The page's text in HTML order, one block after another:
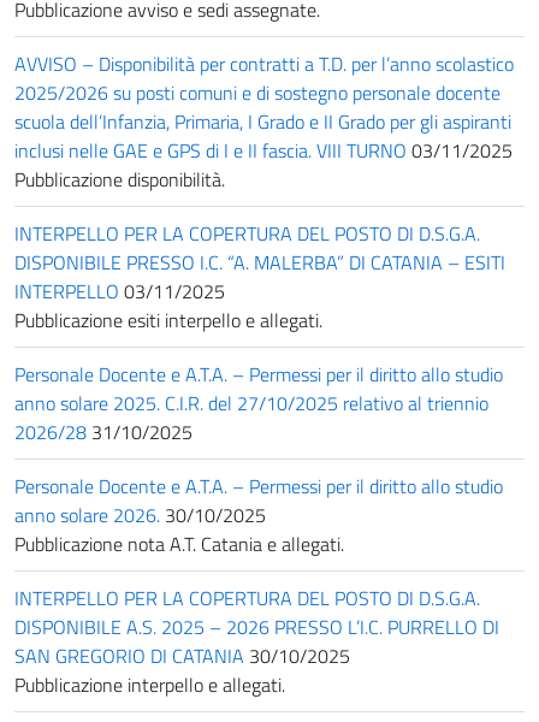
Pubblicazione avviso e sedi assegnate.
AVVISO – Disponibilità per contratti a T.D. per l’anno scolastico
2025/2026 su posti comuni e di sostegno personale docente
scuola dell’Infanzia, Primaria, I Grado e II Grado per gli aspiranti
inclusi nelle GAE e GPS di I e II fascia. VIII TURNO 03/11/2025
Pubblicazione disponibilità.
INTERPELLO PER LA COPERTURA DEL POSTO DI D.S.G.A.
DISPONIBILE PRESSO I.C. “A. MALERBA” DI CATANIA – ESITI
INTERPELLO 03/11/2025
Pubblicazione esiti interpello e allegati.
Personale Docente e A.T.A. – Permessi per il diritto allo studio
anno solare 2025. C.I.R. del 27/10/2025 relativo al triennio
2026/28 31/10/2025
Personale Docente e A.T.A. – Permessi per il diritto allo studio
anno solare 2026. 30/10/2025
Pubblicazione nota A.T. Catania e allegati.
INTERPELLO PER LA COPERTURA DEL POSTO DI D.S.G.A.
DISPONIBILE A.S. 2025 – 2026 PRESSO L’I.C. PURRELLO DI
SAN GREGORIO DI CATANIA 30/10/2025
Pubblicazione interpello e allegati.